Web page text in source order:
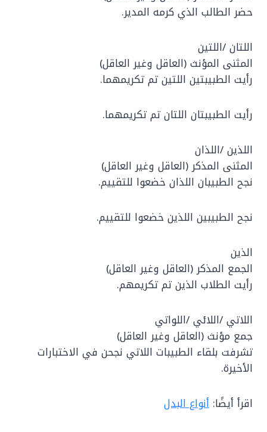
حضر الطالب الذي كرمه المدير.
اللتان /اللتين
المثنى المؤنث (العاقل وغير العاقل)
رأيت الطبيبتين اللتين تم تكريمهما.
رأيت الطبيبتان اللتان تم تكريمهما.
اللذين /اللذان
المثنى المذكر (العاقل وغير العاقل)
نجح الطبيبان اللذان خضعوا للتقييم.
نجح الطبيبين اللذين خضعوا للتقييم.
الذين
الجمع المذكر (العاقل وغير العاقل)
رأيت الطلاب الذين تم تكريمهم.
اللاتي /اللائي /اللواتي
جمع مؤنث (العاقل وغير العاقل)
تشرفت بلقاء الطبيبات اللاتي نجحن في الاختبارات
الأخيرة.
اقرأ أيضًا: أنواع البدل